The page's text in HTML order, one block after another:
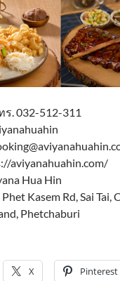
. 032-512-311
aviyanahuahin.com/
Hua Hin
Kasem Rd, Sai Tai,
Phetchaburi
X Pinterest